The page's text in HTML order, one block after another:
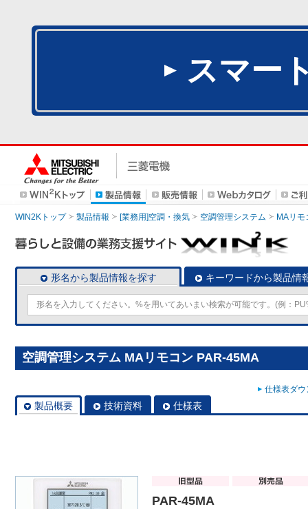
スマー
WIN2Kトップ 製品情報 [業務用]空調・換気 空調管理システム MAリモ
形名から製品情報を探す キーワードから製品情
空調管理システム MAリモコン PAR-45MA
仕様表ダ
製品概要 技術資料 仕様表
PAR-45MA